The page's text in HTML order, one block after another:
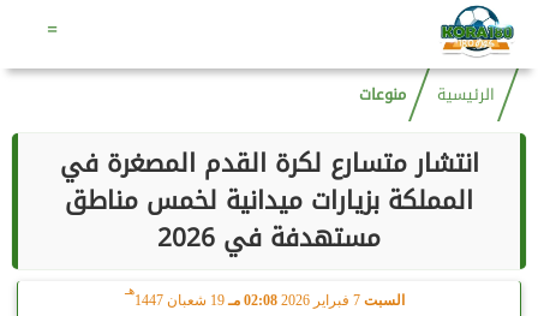
=
الرئيسية منوعات
انتشار متسارع لكرة القدم المصغرة في
المملكة بزيارات ميدانية لخمس مناطق
مستهدفة في 2026
السبت 7 فبراير 2026 02:08 مـ 19 شعبان 1447
هـ